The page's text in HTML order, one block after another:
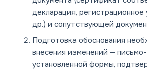
декларация,
др.) и сопутствующей
Подготовка обоснования
внесения изменений —
установленной формы,